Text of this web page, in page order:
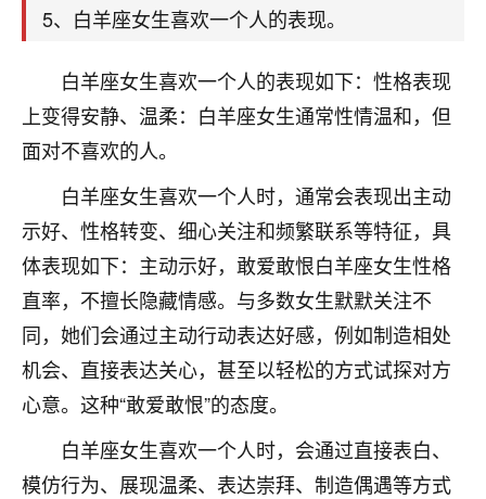
5、白羊座女生喜欢一个人的表现。
白羊座女生喜欢一个人的表现如下：性格表现
上变得安静、温柔：白羊座女生通常性情温和，但
面对不喜欢的人。
白羊座女生喜欢一个人时，通常会表现出主动
示好、性格转变、细心关注和频繁联系等特征，具
体表现如下：主动示好，敢爱敢恨白羊座女生性格
直率，不擅长隐藏情感。与多数女生默默关注不
同，她们会通过主动行动表达好感，例如制造相处
机会、直接表达关心，甚至以轻松的方式试探对方
心意。这种“敢爱敢恨”的态度。
白羊座女生喜欢一个人时，会通过直接表白、
模仿行为、展现温柔、表达崇拜、制造偶遇等方式
后，我以为都没戏了，结果开年一上班，开会提拔升
3000，非常开心，无论如何，感恩感谢！🙏🏻
鹿森：恭喜升职加薪！！，请客吗？�
12小时前 来自北京
心心相印
我身体不太好，总是病病殃殃的，去检查又没什么大
问题，反正就是不舒服。中医西医看遍了，找不到问
题，后来无意中看到有人推荐慧来老师，跟老师聊过
之后，心情豁然开朗，也听老师建议，处理了一些因
果问题。今年以来，身体比以前好多，主要是心情好
了，老师说境随心转，现在深有体会了。
鹿森
：是的，其实跟老师聊过之后，最大的感
触，首先就是心态会变好，万般皆是命，半点
不由人！